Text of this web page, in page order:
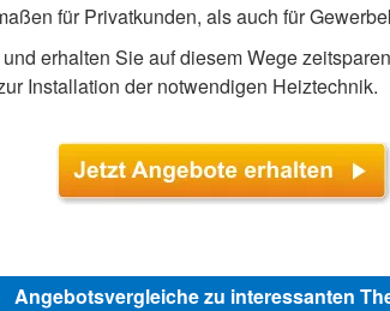
für Privatkunden, als auch für
erhalten Sie auf diesem Wege
Installation der notwendigen Heiztechnik.
Angebotsvergleiche zu interessanten